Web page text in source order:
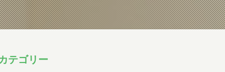
初めて受診をされる方は、受付終了時間の30分前まで
にご来院ください。受付手続き、問診、検査に時間を
テゴリー